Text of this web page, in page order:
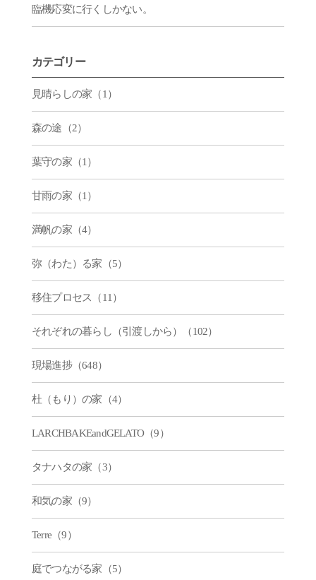
臨機応変に行くしかない。
カテゴリー
見晴らしの家（1）
森の途（2）
葉守の家（1）
甘雨の家（1）
満帆の家（4）
弥（わた）る家（5）
移住プロセス（11）
それぞれの暮らし（引渡しから）（102）
現場進捗（648）
杜（もり）の家（4）
LARCHBAKEandGELATO（9）
タナハタの家（3）
和気の家（9）
Terre（9）
庭でつながる家（5）